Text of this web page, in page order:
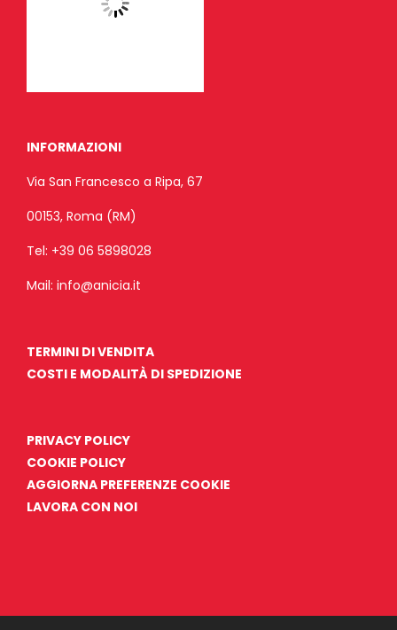
INFORMAZIONI
Via San Francesco a Ripa, 67
00153, Roma (RM)
Tel: +39 06 5898028
Mail: info@anicia.it
TERMINI DI VENDITA
COSTI E MODALITÀ DI SPEDIZIONE
PRIVACY POLICY
COOKIE POLICY
AGGIORNA PREFERENZE COOKIE
LAVORA CON NOI